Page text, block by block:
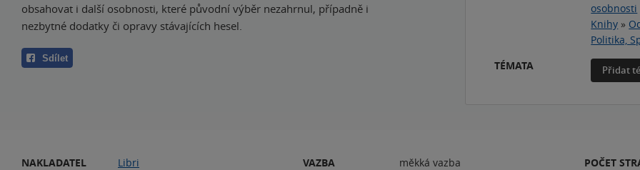
obsahovat i další osobnosti, které původní výběr nezahrnul, případně i
nezbytné dodatky či opravy stávajících hesel.
Sdílet
osobnosti
Knihy »
Politika,
TÉMATA
Přidat
NAKLADATEL
Libri
VAZBA
měkká vazba
POČET